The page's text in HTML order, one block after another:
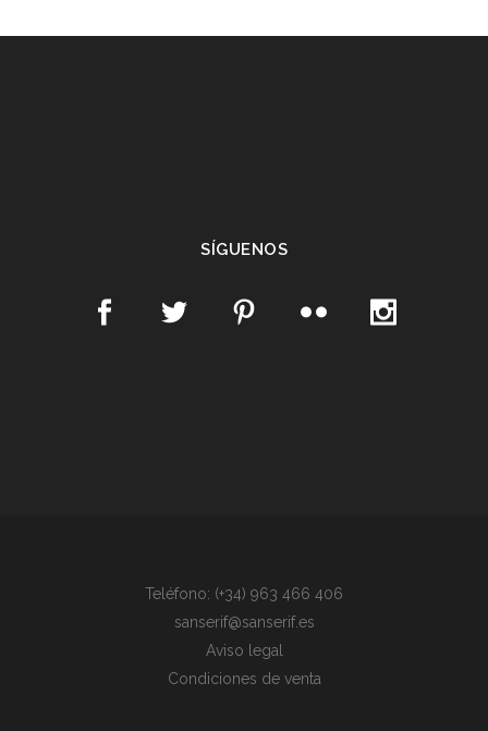
SÍGUENOS
Teléfono: (+34) 963 466 406
sanserif@sanserif.es
Aviso legal
Condiciones de venta